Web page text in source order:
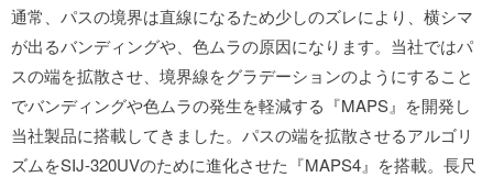
通常、パスの境界は直線になるため少しのズレにより、横シマ
が出るバンディングや、色ムラの原因になります。当社ではパ
スの端を拡散させ、境界線をグラデーションのようにすること
でバンディングや色ムラの発生を軽減する『MAPS』を開発し
当社製品に搭載してきました。パスの端を拡散させるアルゴリ
ズムをSIJ-320UVのために進化させた『MAPS4』を搭載。長尺